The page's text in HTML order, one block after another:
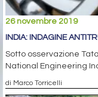
26 novembre 2019
INDIA: INDAGINE
Sotto osservazione
National Engineering
di Marco Torricelli